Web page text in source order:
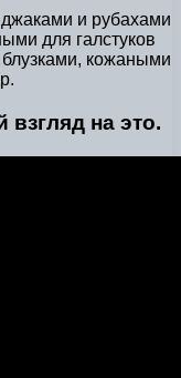
и рубахами
для галстуков
кожаными
взгляд на это.